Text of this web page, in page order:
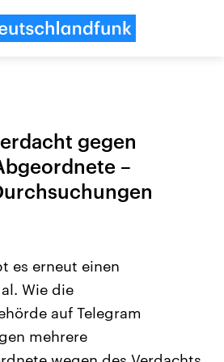
Anhalt
6.
neuen
das
aus
Hintergründe
Wirtschaftlich und
gehören die Vereinigten
den mächtigsten Ländern
mit großem Einfluss auf
gegen
–
es erneut einen
Wie die
auf Telegram
mehrere